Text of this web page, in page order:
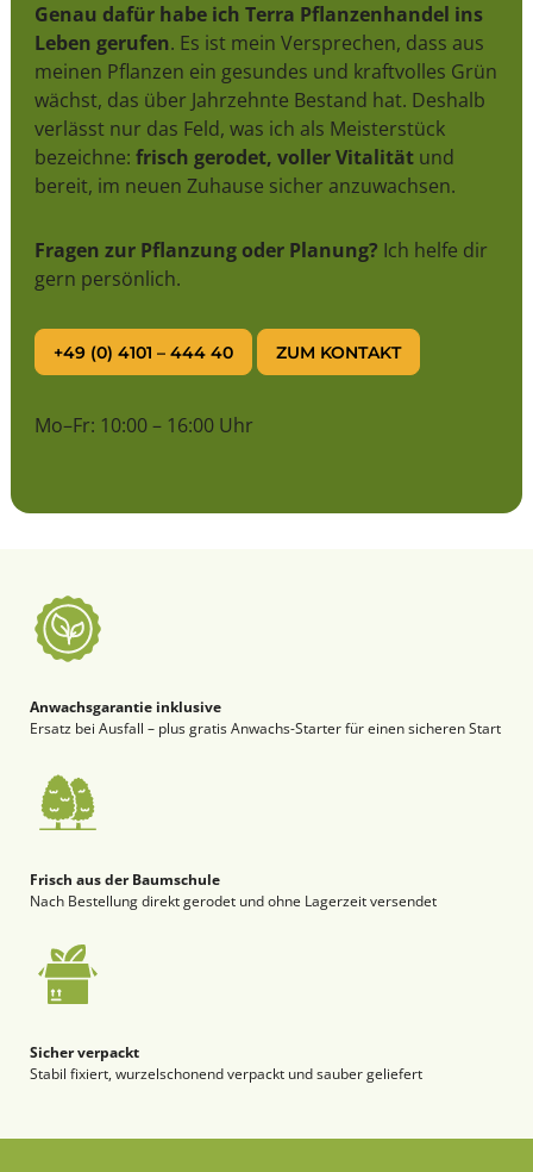
Genau dafür habe ich Terra Pflanzenhandel ins
Leben gerufen. Es ist mein Versprechen, dass aus
meinen Pflanzen ein gesundes und kraftvolles Grün
wächst, das über Jahrzehnte Bestand hat. Deshalb
verlässt nur das Feld, was ich als Meisterstück
bezeichne: frisch gerodet, voller Vitalitätund
bereit, im neuen Zuhause sicher anzuwachsen.
Fragen zur Pflanzung oder Planung? Ich helfe dir
gern persönlich.
+49 (0) 4101 – 444 40 ZUM KONTAKT
Mo–Fr: 10:00 – 16:00 Uhr
Anwachsgarantie inklusive
Ersatz bei Ausfall – plus gratis Anwachs-Starter für einen sicheren Start
Frisch aus der Baumschule
Nach Bestellung direkt gerodet und ohne Lagerzeit versendet
Sicher verpackt
Stabil fixiert, wurzelschonend verpackt und sauber geliefert